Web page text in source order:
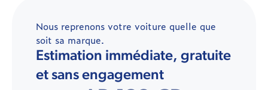
Nous reprenons votre voiture quelle que
soit sa marque.
Estimation immédiate, gratuite
et sans engagement